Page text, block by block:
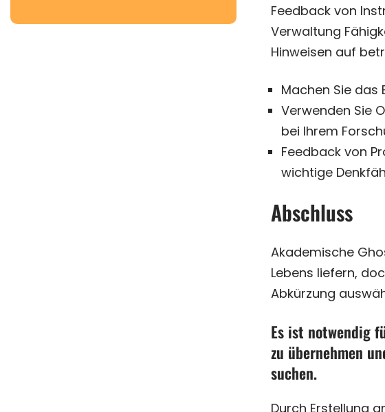
Feedback von
Verwaltung
Hinweisen auf
Machen Sie das
Verwenden Sie
bei Ihrem
Feedback von
wichtige
Abschluss
Akademische
Lebens liefern,
Abkürzung
Es ist notwendig
zu übernehmen
suchen.
Durch Erstellung